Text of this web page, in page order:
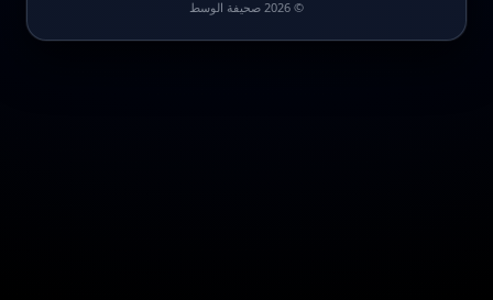
© 2026 صحيفة الوسط